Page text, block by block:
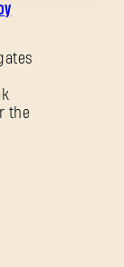
the
oublié ?